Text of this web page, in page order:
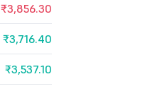
₹3,856.30
₹3,716.40
₹3,537.10